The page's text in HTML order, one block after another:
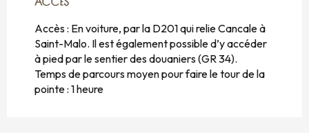
ACCÈS
ACCÈS
Accès : En voiture, par la D201 qui relie Cancale à
Saint-Malo. Il est également possible d’y accéder
à pied par le sentier des douaniers (GR 34).
Temps de parcours moyen pour faire le tour de la
pointe : 1 heure